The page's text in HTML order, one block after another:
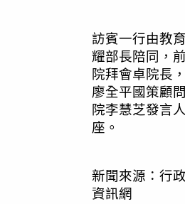
訪賓一行由教
耀部長陪同，
院拜會卓院長
廖全平國策顧
院李慧芝發言
座。
新聞來源：行
資訊網